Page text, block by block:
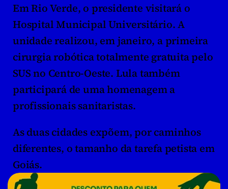
Em Rio Verde, o presidente visitará o
Hospital Municipal Universitário. A
unidade realizou, em janeiro, a primeira
cirurgia robótica totalmente gratuita pelo
SUS no Centro-Oeste. Lula também
participará de uma homenagem a
profissionais sanitaristas.
As duas cidades expõem, por caminhos
diferentes, o tamanho da tarefa petista em
Goiás.